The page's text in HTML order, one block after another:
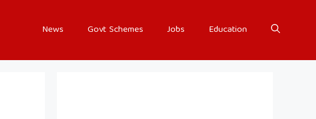
News Govt Schemes Jobs Education